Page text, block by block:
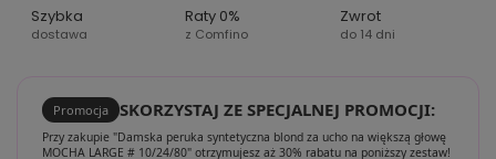
Szybka
dostawa
Raty 0%
z Comfino
Zwrot
do 14 dni
Promocja SKORZYSTAJ ZE SPECJALNEJ PROMOCJI:
Przy zakupie "Damska peruka syntetyczna blond za ucho na większą głowę
MOCHA LARGE # 10/24/80" otrzymujesz aż 30% rabatu na poniższy zestaw!